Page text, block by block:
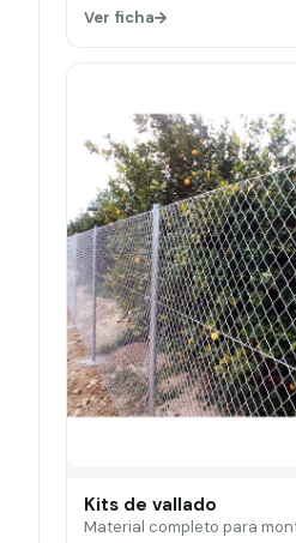
Ver ficha
Kits de vallado
Material completo para